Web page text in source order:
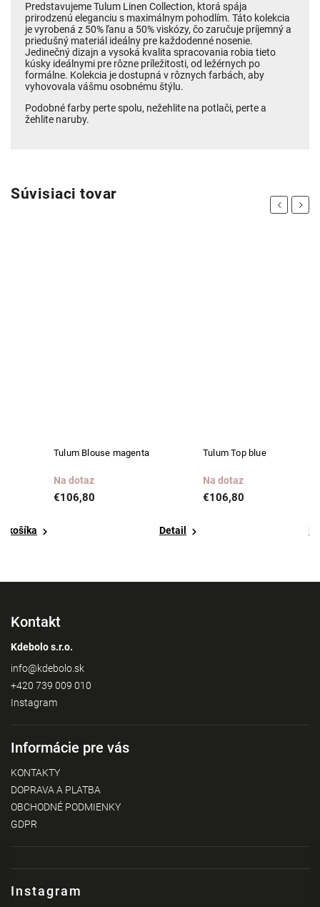
Predstavujeme Tulum Linen Collection, ktorá spája
prirodzenú eleganciu s maximálnym pohodlím. Táto kolekcia
je vyrobená z 50% ľanu a 50% viskózy, čo zaručuje príjemný a
priedušný materiál ideálny pre každodenné nosenie.
Jedinečný dizajn a vysoká kvalita spracovania robia tieto
kúsky ideálnymi pre rôzne príležitosti, od ležérnych po
formálne. Kolekcia je dostupná v rôznych farbách, aby
vyhovovala vášmu osobnému štýlu.
Podobné farby perte spolu, nežehlite na potlači, perte a
žehlite naruby.
Súvisiaci tovar
Previous
Tulum Blouse magenta
€106,80
Tulum Top blue
€106,80
Next
Instagram
Kontakt
Kdebolo s.r.o.
info@kdebolo.sk
+420 739 009 010
Instagram
Informácie pre vás
KONTAKTY
DOPRAVA A PLATBA
OBCHODNÉ PODMIENKY
GDPR